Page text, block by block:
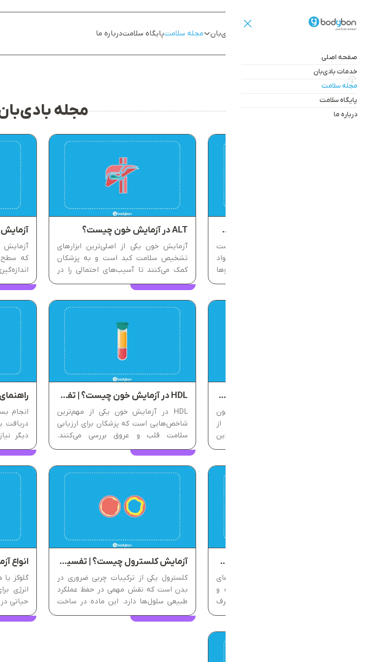
صفحه اصلی
خدمات بادی‌بان
مجله سلامت
پایگاه سلامت
درباره ما
خدمات بادی‌بان مجله سلامتپایگاه سلامتدرباره ما
صفحه اصلی
مجله
آزمایش عملکرد کبد (LFT) در تست‌های کبدی چیست؟
کبد یکی از حیاتی‌ترین اندام‌های بدن است
که در تصفیه سموم، متابولیسم مواد
غذایی، تنظیم انرژی و حتی پردازش داروها
نقش اساسی دارد. کوچک‌ترین اختلال در
ALT در آزمایش خون چیست؟
آزمایش‌ خون یکی از اصلی‌ترین ابزارهای
تشخیص سلامت کبد است و به پزشکان
کمک می‌کنند تا آسیب‌های احتمالی را در
مراحل اولیه شناسایی کنند. در میان این
شاخص‌ها، ALT در آزمایش خون اهمیت
ویژه‌ای دارد؛ چرا که میزان آن نشان
می‌دهد...
عملکرد
این
است و
LDL در آزمایش خون چیست؟ راهنمای تفسیر آزمایش LDL
آشنایی با نتایج آزمایش‌های چربی خون
یکی از مهم‌ترین قدم‌ها برای پیشگیری از
بیماری‌های قلبی است. در میان این
فاکتورها، LDL در آزمایش خون بیشترین
HDL در آزمایش خون چیست؟ | تفسیر آزمایش HDL
HDL در آزمایش خون یکی از مهم‌ترین
شاخص‌هایی است که پزشکان برای ارزیابی
سلامت قلب و عروق بررسی می‌کنند.
درآزمایش HDL Cholesterol که معمولا
HDL نشان می‌دهد که بدن تا چه حد
توانایی...
انجام
دریافت
دیگر
پزشک
شما
آزمایش تری‌‌ گلیسیرید چیست؟ TG در آزمایش خون
تری‌گلیسیرید یکی از اصلی‌ترین چربی‌های
خون است که نقشی حیاتی در ذخیره و
تأمین انرژی سلول‌ها دارد. پس از صرف
غذا، کالری‌های مازاد در بدن به
آزمایش کلسترول چیست؟ | تفسیر کلسترول در آزمایش خون
کلسترول یکی از ترکیبات چربی ضروری در
بدن است که نقش مهمی در حفظ عملکرد
طبیعی سلول‌ها دارد. این ماده در ساخت
دیواره سلولی، تولید هورمون‌هایی مانند
استروژن، تستوسترون و کورتیزول و
انواع
گلوکز
انرژی
حیاتی
فرایند
انقباض